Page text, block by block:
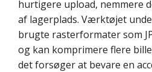
hurtigere upload, nemmere
af lagerplads. Værktøjet
brugte rasterformater som
og kan komprimere flere
det forsøger at bevare en